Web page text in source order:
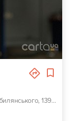
г. Кривой Рог, вулиця Кобилянського, 139К, 139К